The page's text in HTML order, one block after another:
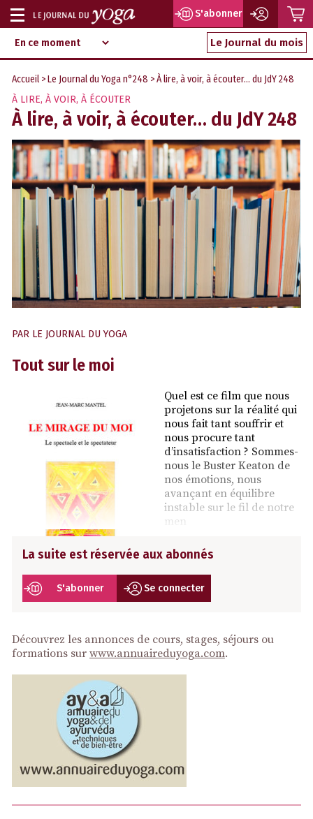
Aller
au
contenu
d‘information
indépendant
Afficher
ou
masquer
la
navigation
S'abonner
Le Journal du mois
Accueil >Le Journal du Yoga n°248 > À lire, à voir, à écouter… du JdY 248
À LIRE, À VOIR, À ÉCOUTER
À lire, à voir, à écouter… du JdY 248
PAR LE JOURNAL DU YOGA
Tout sur le moi
Quel est ce film que nous
projetons sur la réalité qui
nous fait tant souffrir et
nous procure tant
d’insatisfaction ? Sommes-
nous le Buster Keaton de
nos émotions, nous
avançant en équilibre
instable sur le fil de notre
men
La suite est réservée aux abonnés
S'abonner Se connecter
Découvrez les annonces de cours, stages, séjours ou
formations sur www.annuaireduyoga.com.